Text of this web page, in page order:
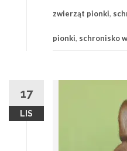
zwierząt pionki,
pionki, schronisko
17
LIS